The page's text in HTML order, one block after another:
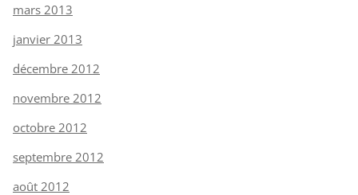
mars 2013
janvier 2013
décembre 2012
novembre 2012
octobre 2012
septembre 2012
août 2012